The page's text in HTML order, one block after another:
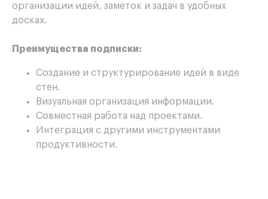
организации идей, заметок и задач в удобных
досках.
Преимущества подписки:
Создание и структурирование идей в виде
стен.
Визуальная организация информации.
Совместная работа над проектами.
Интеграция с другими инструментами
продуктивности.